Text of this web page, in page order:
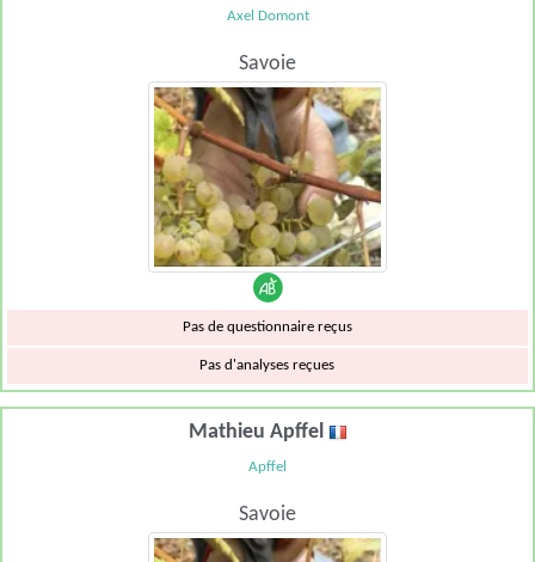
Axel Domont
Savoie
Pas de questionnaire reçus
Pas d'analyses reçues
Mathieu Apffel
Apffel
Savoie